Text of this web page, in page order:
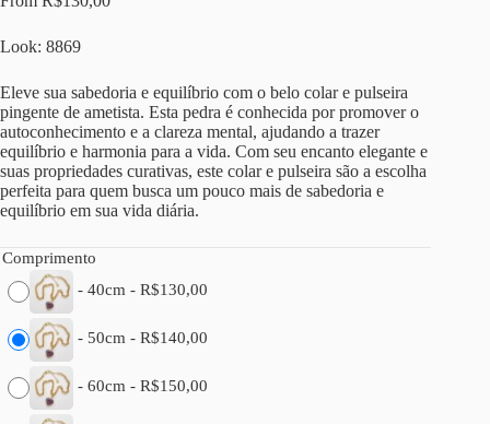
Look: 8869
Eleve sua sabedoria e equilíbrio com o belo colar e pulseira
pingente de ametista. Esta pedra é conhecida por promover o
autoconhecimento e a clareza mental, ajudando a trazer
equilíbrio e harmonia para a vida. Com seu encanto elegante e
suas propriedades curativas, este colar e pulseira são a escolha
perfeita para quem busca um pouco mais de sabedoria e
equilíbrio em sua vida diária.
Comprimento
- 40cm - R$130,00
- 50cm - R$140,00
- 60cm - R$150,00